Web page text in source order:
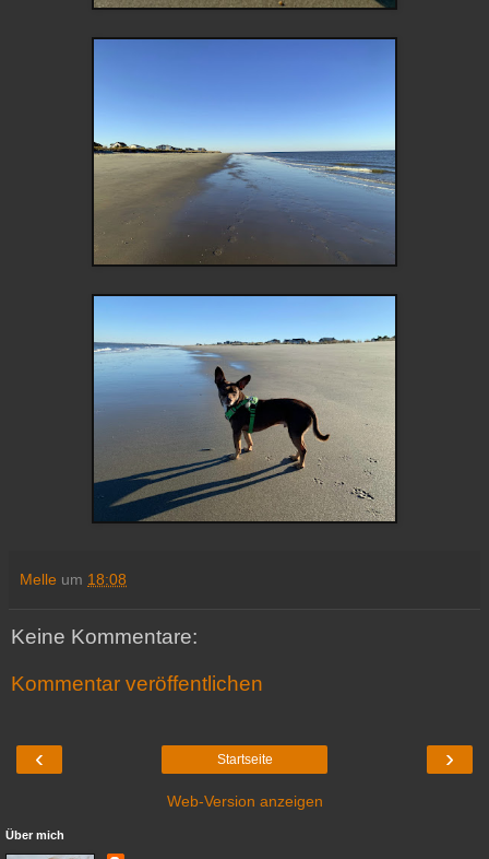
Melle um 18:08
Keine Kommentare:
Kommentar veröffentlichen
‹ ›
Startseite
Web-Version anzeigen
Über mich